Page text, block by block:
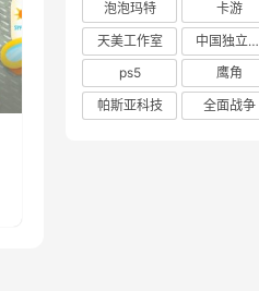
泡泡玛特
卡游
天美工作室
中国独立游戏联盟
ps5
鹰角
帕斯亚科技
全面战争